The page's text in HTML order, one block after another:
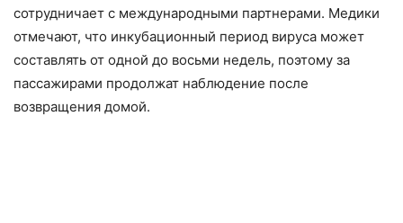
сотрудничает с международными партнерами. Медики
отмечают, что инкубационный период вируса может
составлять от одной до восьми недель, поэтому за
пассажирами продолжат наблюдение после
возвращения домой.